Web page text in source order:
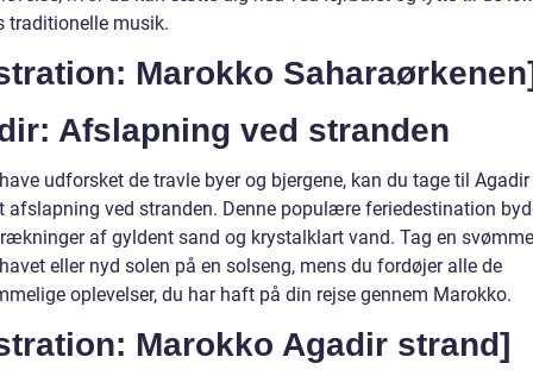
traditionelle musik.
Marokko
Afslapning ved stranden
udforsket de travle byer og bjergene, kan du tage til
afslapning ved stranden. Denne populære feriedestination
af gyldent sand og krystalklart vand. Tag en
eller nyd solen på en solseng, mens du fordøjer alle de
oplevelser, du har haft på din rejse gennem Marokko.
Marokko Agadir strand]